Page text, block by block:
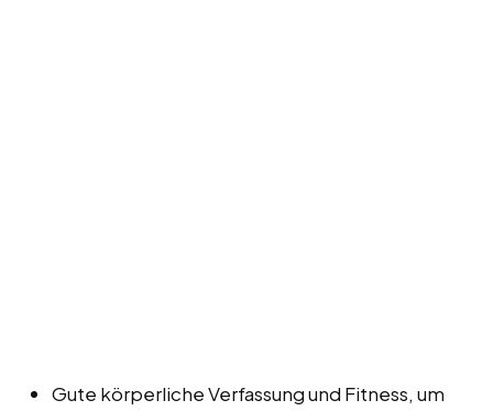
Gute körperliche Verfassung und Fitness, um